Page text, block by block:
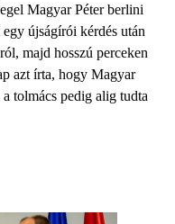
Magyar Péter berlini
újságírói kérdés után
majd hosszú perceken
azt írta, hogy Magyar
tolmács pedig alig tudta